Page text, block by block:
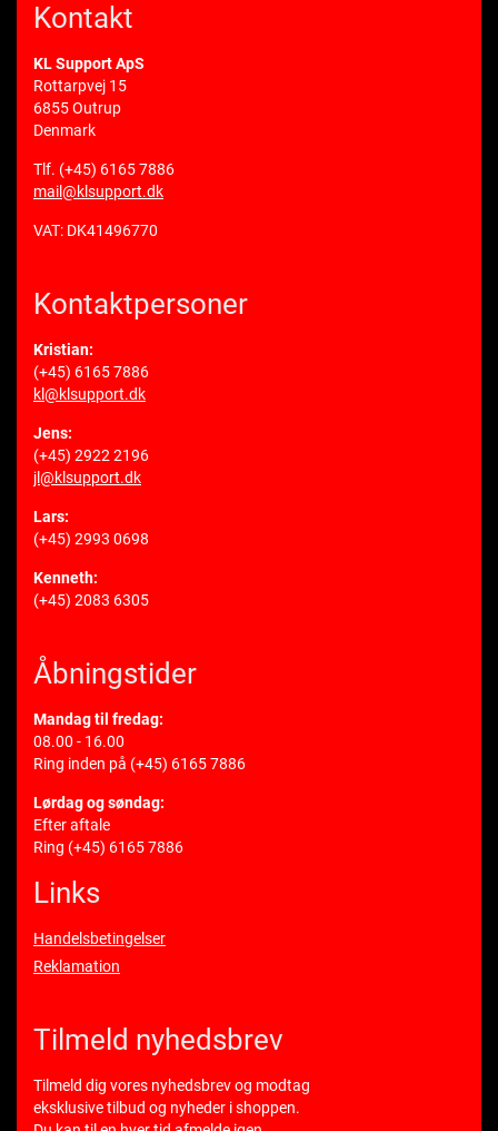
Kontakt
KL Support ApS
Rottarpvej 15
6855 Outrup
Denmark
Tlf. (+45) 6165 7886
mail@klsupport.dk
VAT: DK41496770
Kontaktpersoner
Kristian:
(+45) 6165 7886
kl@klsupport.dk
Jens:
(+45) 2922 2196
jl@klsupport.dk
Lars:
(+45) 2993 0698
Kenneth:
(+45) 2083 6305
Åbningstider
Mandag til fredag:
08.00 - 16.00
Ring inden på (+45) 6165 7886
Lørdag og søndag:
Efter aftale
Ring (+45) 6165 7886
Links
Handelsbetingelser
Reklamation
Tilmeld nyhedsbrev
Tilmeld dig vores nyhedsbrev og modtag
eksklusive tilbud og nyheder i shoppen.